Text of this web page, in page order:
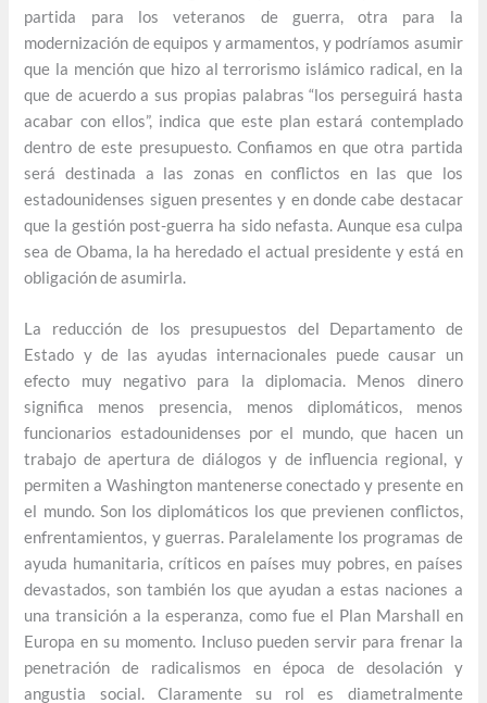
partida para los veteranos de guerra, otra para la
modernización de equipos y armamentos, y podríamos asumir
que la mención que hizo al terrorismo islámico radical, en la
que de acuerdo a sus propias palabras “los perseguirá hasta
acabar con ellos”, indica que este plan estará contemplado
dentro de este presupuesto. Confiamos en que otra partida
será destinada a las zonas en conflictos en las que los
estadounidenses siguen presentes y en donde cabe destacar
que la gestión post-guerra ha sido nefasta. Aunque esa culpa
sea de Obama, la ha heredado el actual presidente y está en
obligación de asumirla.
La reducción de los presupuestos del Departamento de
Estado y de las ayudas internacionales puede causar un
efecto muy negativo para la diplomacia. Menos dinero
significa menos presencia, menos diplomáticos, menos
funcionarios estadounidenses por el mundo, que hacen un
trabajo de apertura de diálogos y de influencia regional, y
permiten a Washington mantenerse conectado y presente en
el mundo. Son los diplomáticos los que previenen conflictos,
enfrentamientos, y guerras. Paralelamente los programas de
ayuda humanitaria, críticos en países muy pobres, en países
devastados, son también los que ayudan a estas naciones a
una transición a la esperanza, como fue el Plan Marshall en
Europa en su momento. Incluso pueden servir para frenar la
penetración de radicalismos en época de desolación y
angustia social. Claramente su rol es diametralmente